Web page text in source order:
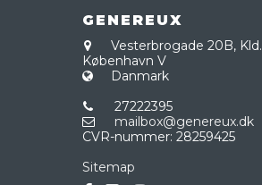
GENEREUX
Vesterbrogade 20B, Kld.
København V
Danmark
27222395
mailbox@genereux.dk
CVR-nummer: 28259425
Sitemap